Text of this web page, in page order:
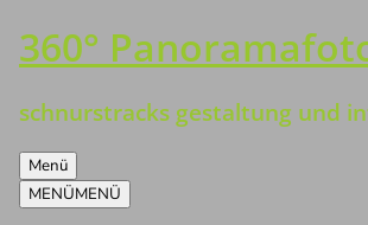
Zum
Inhalt
360°
schnurstracks gestaltung und
Menü
MENÜMENÜ